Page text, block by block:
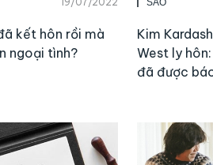
kết hôn rồi mà
ngoại tình?
Kim
West ly
đã được